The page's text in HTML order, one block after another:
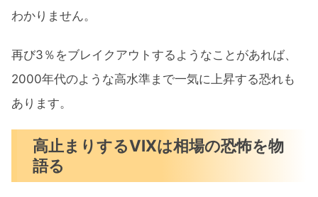
わかりません。
再び3％をブレイクアウトするようなことがあれば、
2000年代のような高水準まで一気に上昇する恐れも
あります。
高止まりするVIXは相場の恐怖を物
語る